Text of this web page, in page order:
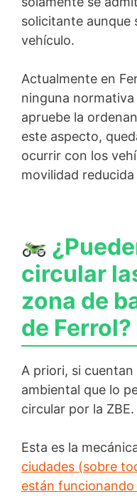
solicitante aunque
vehículo.
Actualmente en
ninguna normativa
apruebe la
este aspecto,
ocurrir con los
movilidad reducida
circular
zona de
de Ferrol?
A priori, si
ambiental que lo
circular por la ZBE.
Esta es la
ciudades (sobre
están funcionando